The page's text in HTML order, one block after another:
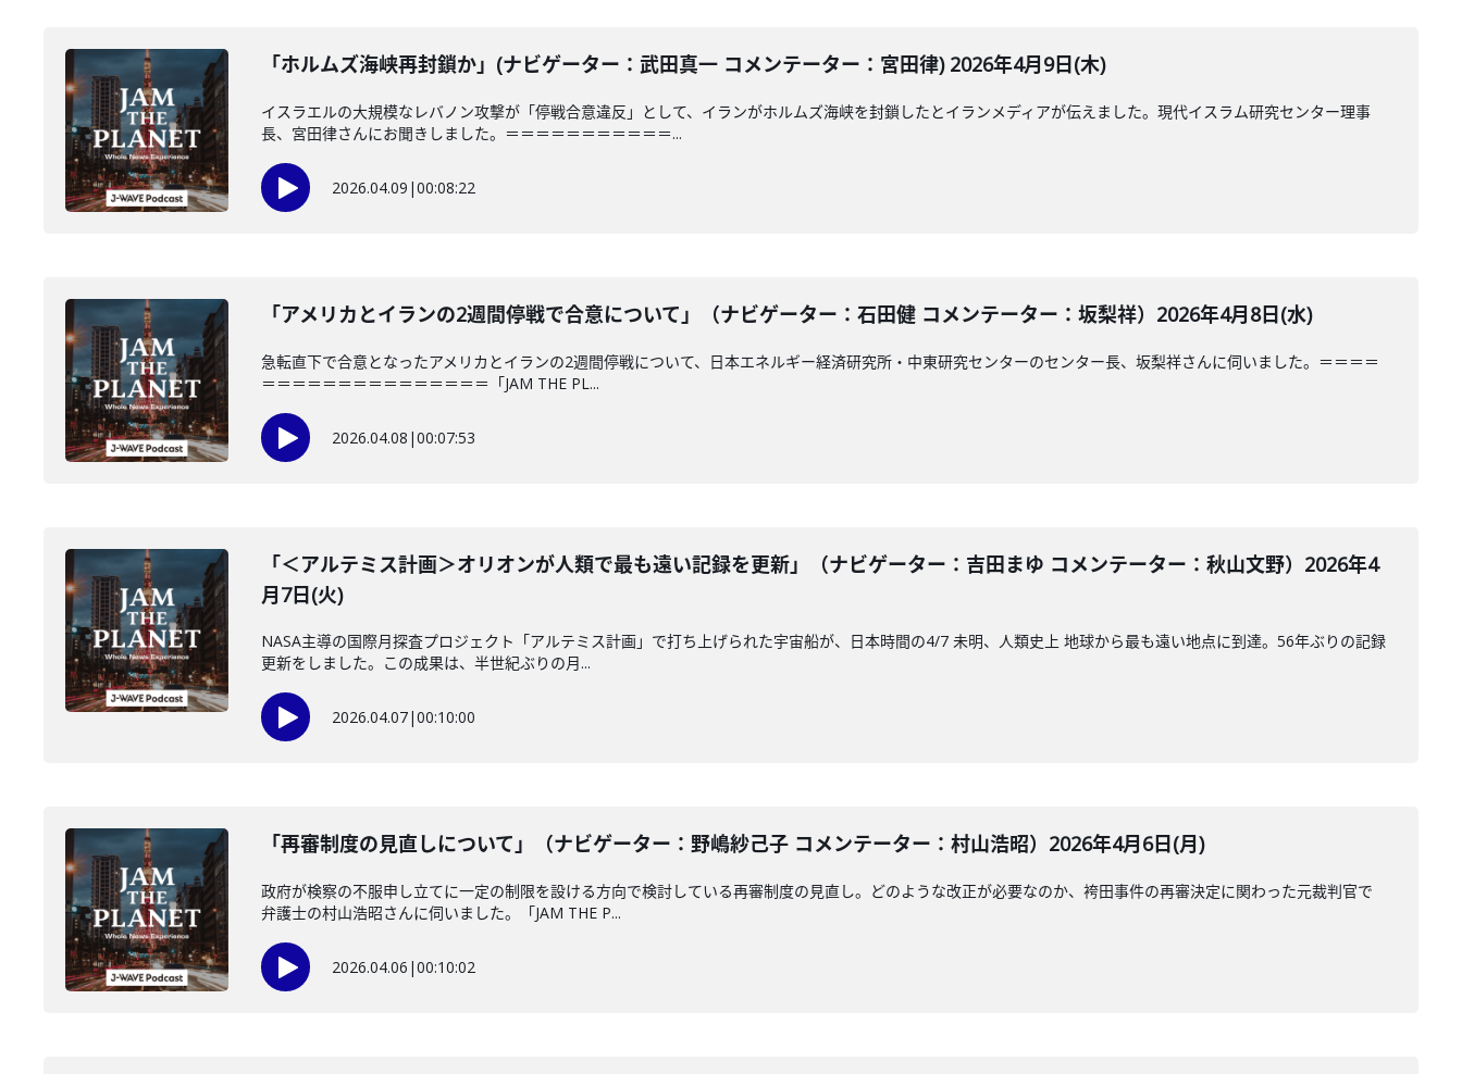
「ホルムズ海峡再封鎖か」(ナビゲーター：武田真一 コメンテーター：宮田律) 2026年4月9日(木)
イスラエルの大規模なレバノン攻撃が「停戦合意違反」として、イランがホルムズ海峡を封鎖したとイランメディアが伝えました。現代イスラム研究センター理事
長、宮田律さんにお聞きしました。＝＝＝＝＝＝＝＝＝＝＝...
2026.04.09 |00:08:22
「アメリカとイランの2週間停戦で合意について」（ナビゲーター：石田健 コメンテーター：坂梨祥）2026年4月8日(水)
急転直下で合意となったアメリカとイランの2週間停戦について、日本エネルギー経済研究所・中東研究センターのセンター長、坂梨祥さんに伺いました。＝＝＝＝
＝＝＝＝＝＝＝＝＝＝＝＝＝＝＝「JAM THE PL...
2026.04.08 |00:07:53
「＜アルテミス計画＞オリオンが人類で最も遠い記録を更新」（ナビゲーター：吉田まゆ コメンテーター：秋山文野）2026年4
月7日(火)
NASA主導の国際月探査プロジェクト「アルテミス計画」で打ち上げられた宇宙船が、日本時間の4/7 未明、人類史上 地球から最も遠い地点に到達。56年ぶりの記録
更新をしました。この成果は、半世紀ぶりの月...
2026.04.07|00:10:00
「再審制度の見直しについて」（ナビゲーター：野嶋紗己子 コメンテーター：村山浩昭）2026年4月6日(月)
政府が検察の不服申し立てに一定の制限を設ける方向で検討している再審制度の見直し。どのような改正が必要なのか、袴田事件の再審決定に関わった元裁判官で
弁護士の村山浩昭さんに伺いました。「JAM THE P...
2026.04.06 |00:10:02